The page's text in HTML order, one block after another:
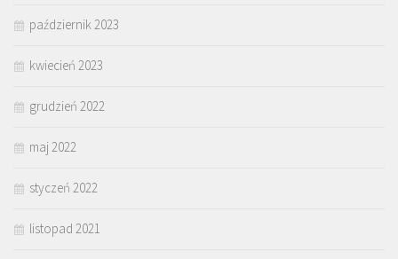
październik 2023
kwiecień 2023
grudzień 2022
maj 2022
styczeń 2022
listopad 2021